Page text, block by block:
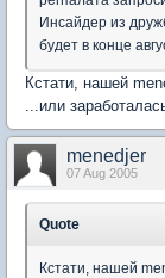
Инсайдер из
будет в конце
Кстати, нашей
...или
menedjer
07 Aug 2005
Quote
Кстати, нашей